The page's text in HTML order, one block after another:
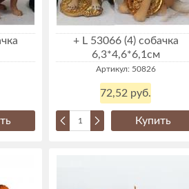
+ L 53066 (4) собачка
6,3*4,6*6,1см
Артикул: 50826
72,52 руб.
Купить